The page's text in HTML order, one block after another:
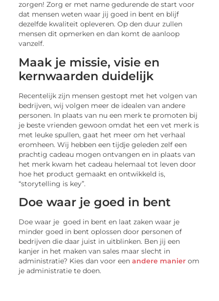
zorgen! Zorg er met name gedurende de start voor
dat mensen weten waar jij goed in bent en blijf
dezelfde kwaliteit opleveren. Op den duur zullen
mensen dit opmerken en dan komt de aanloop
vanzelf.
Maak je missie, visie en
kernwaarden duidelijk
Recentelijk zijn mensen gestopt met het volgen van
bedrijven, wij volgen meer de idealen van andere
personen. In plaats van nu een merk te promoten bij
je beste vrienden gewoon omdat het een vet merk is
met leuke spullen, gaat het meer om het verhaal
eromheen. Wij hebben een tijdje geleden zelf een
prachtig cadeau mogen ontvangen en in plaats van
het merk kwam het cadeau helemaal tot leven door
hoe het product gemaakt en ontwikkeld is,
“storytelling is key”.
Doe waar je goed in bent
Doe waar je goed in bent en laat zaken waar je
minder goed in bent oplossen door personen of
bedrijven die daar juist in uitblinken. Ben jij een
kanjer in het maken van sales maar slecht in
administratie? Kies dan voor eenandere manier om
je administratie te doen.